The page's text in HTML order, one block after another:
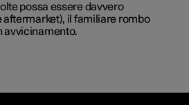
di finanziamento
possa essere davvero
il familiare rombo
avvicinamento.